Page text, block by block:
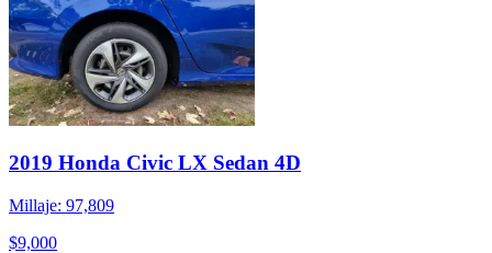
2019 Honda Civic LX Sedan 4D
Millaje: 97,809
$9,000